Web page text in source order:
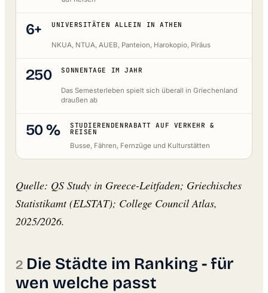
6+ UNIVERSITÄTEN ALLEIN IN ATHEN
NKUA, NTUA, AUEB, Panteion, Harokopio, Piräus
250 SONNENTAGE IM JAHR
Das Semesterleben spielt sich überall in Griechenland
draußen ab
50 % STUDIERENDENRABATT AUF VERKEHR &
REISEN
Busse, Fähren, Fernzüge und Kulturstätten
Quelle: QS Study in Greece-Leitfaden; Griechisches
Statistikamt (ELSTAT); College Council Atlas,
2025/2026.
Die Städte im Ranking - für
wen welche passt